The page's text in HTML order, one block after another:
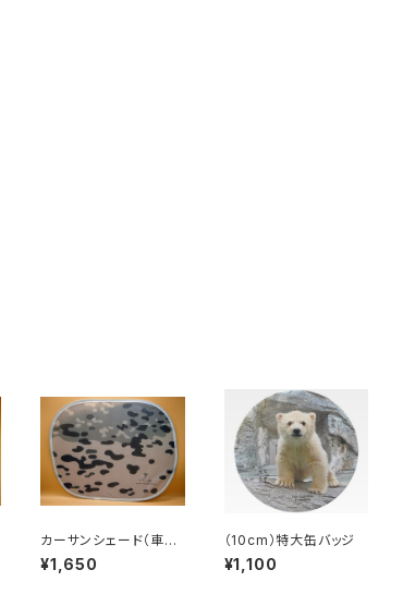
カーサンシェード（車窓
用）
¥1,650
（10cm）特大缶バッジ
¥1,100